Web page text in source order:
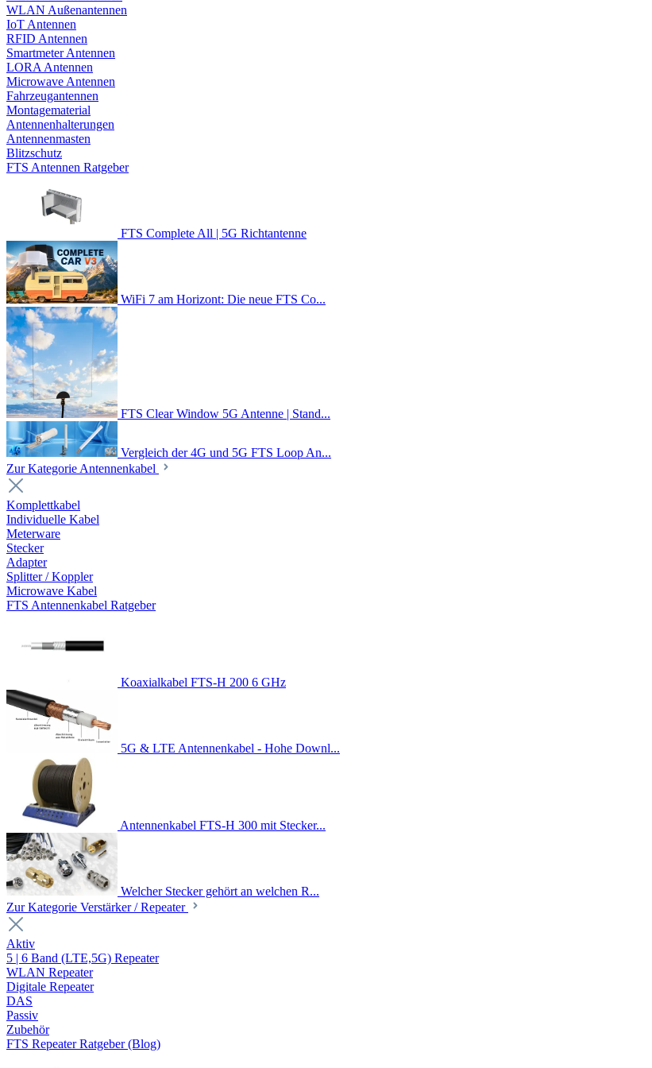
WLAN Außenantennen
IoT Antennen
RFID Antennen
Smartmeter Antennen
LORA Antennen
Microwave Antennen
Fahrzeugantennen
Montagematerial
Antennenhalterungen
Antennenmasten
Blitzschutz
FTS Antennen Ratgeber
FTS Complete All | 5G Richtantenne
WiFi 7 am Horizont: Die neue FTS Co...
FTS Clear Window 5G Antenne | Stand...
Vergleich der 4G und 5G FTS Loop An...
Zur Kategorie Antennenkabel
Komplettkabel
Individuelle Kabel
Meterware
Stecker
Adapter
Splitter / Koppler
Microwave Kabel
FTS Antennenkabel Ratgeber
Koaxialkabel FTS-H 200 6 GHz
5G & LTE Antennenkabel - Hohe Downl...
Antennenkabel FTS-H 300 mit Stecker...
Welcher Stecker gehört an welchen R...
Zur Kategorie Verstärker / Repeater
Aktiv
5 | 6 Band (LTE,5G) Repeater
WLAN Repeater
Digitale Repeater
DAS
Passiv
Zubehör
FTS Repeater Ratgeber (Blog)